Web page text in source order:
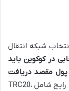
شبکه انتقال
در کوکوین باید
پول مقصد دریافت
گزینه های رایج شامل TRC20،